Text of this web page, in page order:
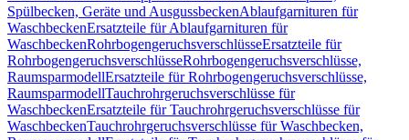
Spülbecken, Geräte und AusgussbeckenAblaufgarnituren für
WaschbeckenErsatzteile für Ablaufgarnituren für
WaschbeckenRohrbogengeruchsverschlüsseErsatzteile für
RohrbogengeruchsverschlüsseRohrbogengeruchsverschlüsse,
RaumsparmodellErsatzteile für Rohrbogengeruchsverschlüsse,
RaumsparmodellTauchrohrgeruchsverschlüsse für
WaschbeckenErsatzteile für Tauchrohrgeruchsverschlüsse für
WaschbeckenTauchrohrgeruchsverschlüsse für Waschbecken,